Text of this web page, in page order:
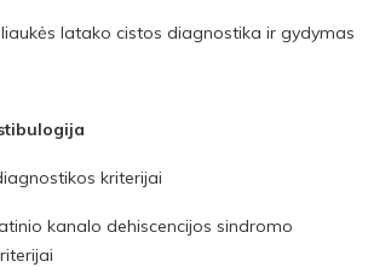
latako cistos diagnostika ir gydymas
kriterijai
kanalo dehiscencijos sindromo